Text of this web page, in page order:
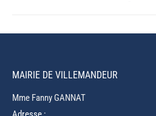
MAIRIE DE VILLEMANDEUR
Mme Fanny GANNAT